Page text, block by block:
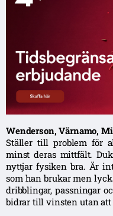
Wenderson, Värnamo,
Ställer till problem för
minst deras mittfält.
nyttjar fysiken bra. Är
som han brukar men
dribblingar, passningar
bidrar till vinsten utan att